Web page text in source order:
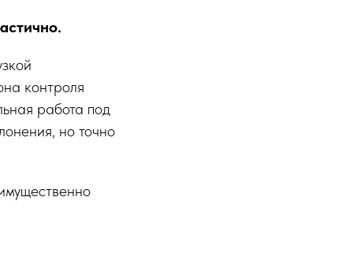
контроля
работа под
но точно